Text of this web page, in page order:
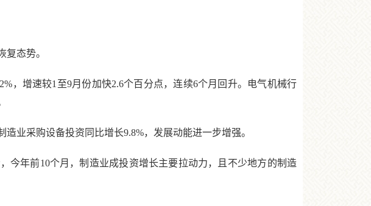
态势。
增速较1至9月份加快2.6个百分点，连续6个月回升。电气机械行
采购设备投资同比增长9.8%，发展动能进一步增强。
年前10个月，制造业成投资增长主要拉动力，且不少地方的制造